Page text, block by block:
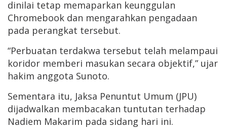
dinilai tetap memaparkan keunggulan
Chromebook dan mengarahkan pengadaan
pada perangkat tersebut.
“Perbuatan terdakwa tersebut telah melampaui
koridor memberi masukan secara objektif,” ujar
hakim anggota Sunoto.
Sementara itu, Jaksa Penuntut Umum (JPU)
dijadwalkan membacakan tuntutan terhadap
Nadiem Makarim pada sidang hari ini.